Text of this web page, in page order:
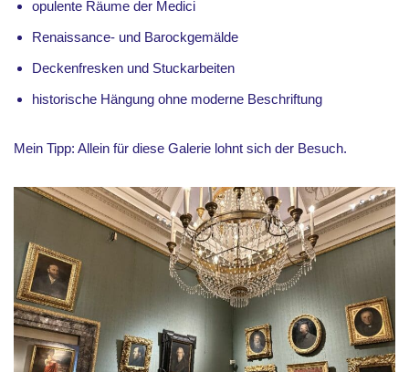
opulente Räume der Medici
Renaissance- und Barockgemälde
Deckenfresken und Stuckarbeiten
historische Hängung ohne moderne Beschriftung
Mein Tipp: Allein für diese Galerie lohnt sich der Besuch.